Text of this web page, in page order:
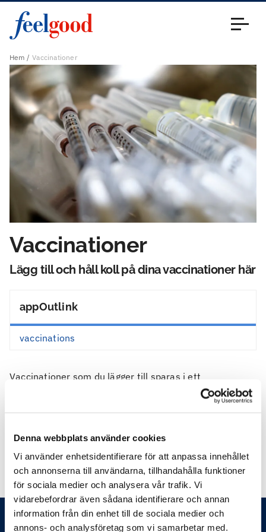
Denna webbplats använder cookies
Vi använder enhetsidentifierare för att anpassa innehållet
och annonserna till användarna, tillhandahålla funktioner
för sociala medier och analysera vår trafik. Vi
vidarebefordrar även sådana identifierare och annan
information från din enhet till de sociala medier och
annons- och analysföretag som vi samarbetar med.
Hem Vaccinationer
Vaccinationer
Lägg till och håll koll på dina vaccinationer här
appOutlink
vaccinations
Vaccinationer som du lägger till sparas i ett
hälsodatakonto hos oss. Bara du har tillgång till detta
vaccinationerna från din journal automatiskt.